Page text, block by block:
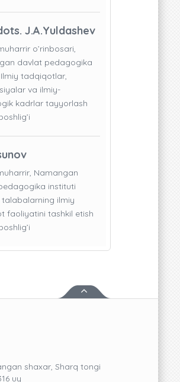
J.A.Yuldashev
o’rinbosari,
davlat pedagogika
tadqiqotlar,
va ilmiy-
kadrlar tayyorlash
Namangan
instituti
talabalarning ilmiy
faoliyatini tashkil etish
shaxar, Sharq tongi
uy